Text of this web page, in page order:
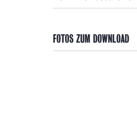
FOTOS ZUM DOWNLOAD